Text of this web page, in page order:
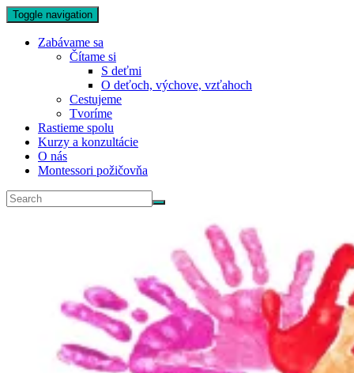
Toggle navigation
Zabávame sa
Čítame si
S deťmi
O deťoch, výchove, vzťahoch
Cestujeme
Tvoríme
Rastieme spolu
Kurzy a konzultácie
O nás
Montessori požičovňa